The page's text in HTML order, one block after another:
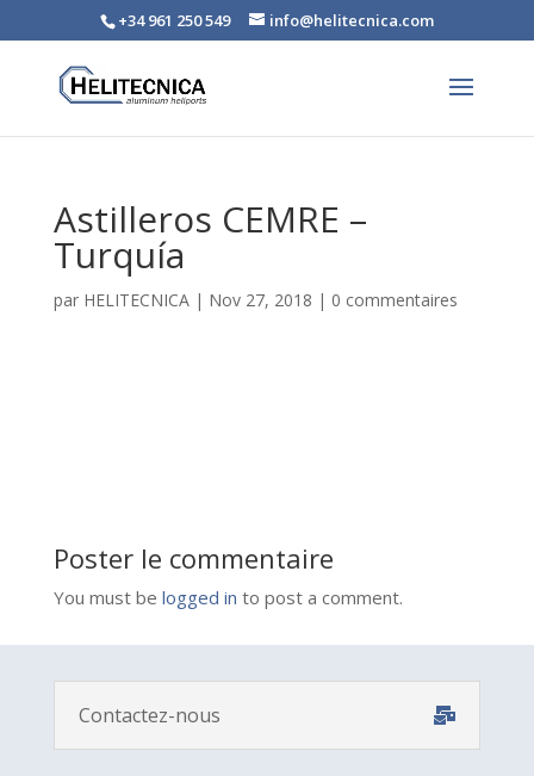
+34 961 250 549 info@helitecnica.com
Astilleros CEMRE –
Turquía
par HELITECNICA| Nov 27, 2018 | 0 commentaires
Poster le commentaire
You must be logged in to post a comment.
Contactez-nous